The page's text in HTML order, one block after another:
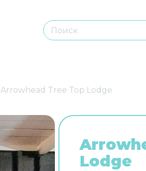
Arrowhead Tree Top Lodge
Lodge